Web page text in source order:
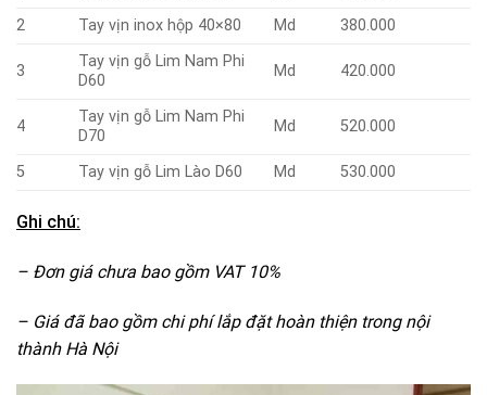
2
Tay vịn inox hộp 40×80 Md 380.000
3
Tay vịn gỗ Lim Nam Phi
D60
Md 420.000
4
Tay vịn gỗ Lim Nam Phi
D70
Md 520.000
5 Tay vịn gỗ Lim Lào D60 Md 530.000
Ghi chú:
– Đơn giá chưa bao gồm VAT 10%
– Giá đã bao gồm chi phí lắp đặt hoàn thiện trong nội
thành Hà Nội